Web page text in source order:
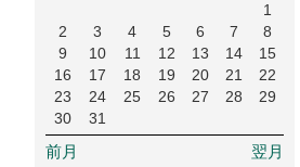
1
2
3 4 5 6 7
8
9
10 11 12 13 14
15
16
17 18 19 20 21
22
23
24 25 26 27 28
29
30
31
前月 翌月